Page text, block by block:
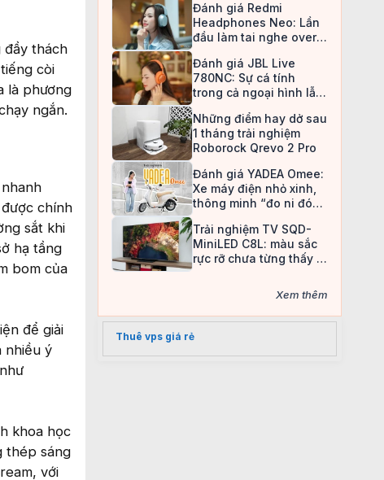
đầy thách
còi
là phương
ngắn.
chính
sắt khi
hạ tầng
bom của
để giải
nhiều ý
khoa học
thép sáng
với
Đánh giá Redmi
Headphones Neo: Lần
đầu làm tai nghe over-
an toàn
Đánh giá JBL Live
780NC: Sự cá tính
trong cả ngoại hình lẫn
Những điểm hay dở sau
1 tháng trải nghiệm
Roborock Qrevo 2 Pro
Đánh giá YADEA Omee:
Xe máy điện nhỏ xinh,
thông minh “đo ni đóng
Trải nghiệm TV SQD-
MiniLED C8L: màu sắc
rực rỡ chưa từng thấy ở
Xem thêm
Thuê vps giá rẻ